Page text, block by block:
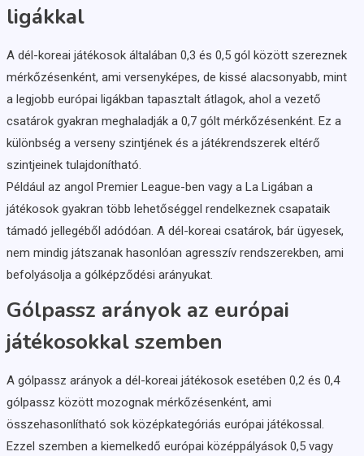
ligákkal
A dél-koreai játékosok általában 0,3 és 0,5 gól között szereznek
mérkőzésenként, ami versenyképes, de kissé alacsonyabb, mint
a legjobb európai ligákban tapasztalt átlagok, ahol a vezető
csatárok gyakran meghaladják a 0,7 gólt mérkőzésenként. Ez a
különbség a verseny szintjének és a játékrendszerek eltérő
szintjeinek tulajdonítható.
Például az angol Premier League-ben vagy a La Ligában a
játékosok gyakran több lehetőséggel rendelkeznek csapataik
támadó jellegéből adódóan. A dél-koreai csatárok, bár ügyesek,
nem mindig játszanak hasonlóan agresszív rendszerekben, ami
befolyásolja a gólképződési arányukat.
Gólpassz arányok az európai
játékosokkal szemben
A gólpassz arányok a dél-koreai játékosok esetében 0,2 és 0,4
gólpassz között mozognak mérkőzésenként, ami
összehasonlítható sok középkategóriás európai játékossal.
Ezzel szemben a kiemelkedő európai középpályások 0,5 vagy